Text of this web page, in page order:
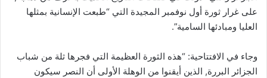
على غرار ثورة أول نوفمبر المجيدة التي “طبعت الإنسانية بمثلها
العليا ومبادئها السامية”.
وجاء في الافتتاحية: “هذه الثورة العظيمة التي فجرها ثلة من شباب
الجزائر البررة, الذين أيقنوا من الوهلة الأولى أن النصر سيكون